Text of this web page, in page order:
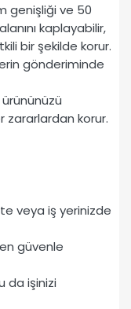
genişliği ve 50
kaplayabilir,
bir şekilde korur.
gönderiminde
zararlardan korur.
veya iş yerinizde
güvenle
da işinizi